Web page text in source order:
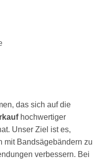
das sich auf die
hochwertiger
Unser Ziel ist es,
mit Bandsägebändern zu
verbessern. Bei